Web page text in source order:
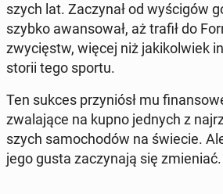
szych lat. Za­czy­nał od wy­ści­gów
szybko awan­so­wał, aż trafił do
zwy­cięstw, więcej niż ja­ki­kol­wiek
sto­rii tego sportu.
Ten sukces przy­niósł mu
zwa­la­ją­ce na kupno jednych z
szych sa­mo­cho­dów na świecie.
jego gusta za­czy­na­ją się zmie­niać.